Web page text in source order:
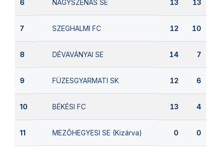
6 NAGYSZÉNÁS SE 13 13
7 SZEGHALMI FC 12 10
8 DÉVAVÁNYAI SE 14 7
9 FÜZESGYARMATI SK 12 6
10 BÉKÉSI FC 13 4
11 MEZŐHEGYESI SE (Kizárva) 0 0